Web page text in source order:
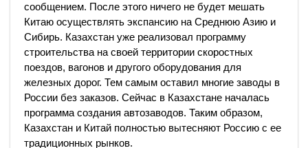
сообщением. После этого ничего не будет мешать
Китаю осуществлять экспансию на Среднюю Азию и
Сибирь. Казахстан уже реализовал программу
строительства на своей территории скоростных
поездов, вагонов и другого оборудования для
железных дорог. Тем самым оставил многие заводы в
России без заказов. Сейчас в Казахстане началась
программа создания автозаводов. Таким образом,
Казахстан и Китай полностью вытесняют Россию с ее
традиционных рынков.